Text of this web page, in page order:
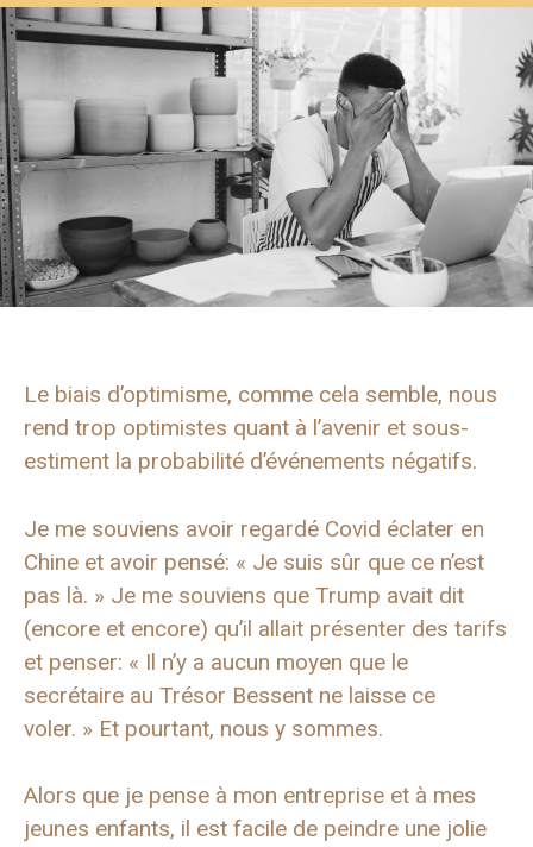
Le biais d’optimisme, comme cela semble, nous
rend trop optimistes quant à l’avenir et sous-
estiment la probabilité d’événements négatifs.
Je me souviens avoir regardé Covid éclater en
Chine et avoir pensé: « Je suis sûr que ce n’est
pas là. » Je me souviens que Trump avait dit
(encore et encore) qu’il allait présenter des tarifs
et penser: « Il n’y a aucun moyen que le
secrétaire au Trésor Bessent ne laisse ce
voler. » Et pourtant, nous y sommes.
Alors que je pense à mon entreprise et à mes
jeunes enfants, il est facile de peindre une jolie